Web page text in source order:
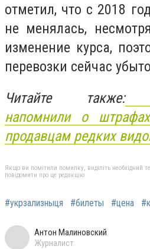
отметил, что с 2018
не менялась,
изменение курса,
перевозки сейчас
Читайте также:
напомнили о
продавцам редких
Якщо ви помітили помилку, виділіть необхідний
повідомити про це редакцію
#укрзализныця #билеты #цена
Антон Малиновский
Журналист